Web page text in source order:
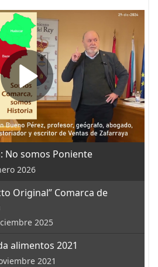
No somos Poniente
2026
Original” Comarca de
2025
alimentos 2021
2021